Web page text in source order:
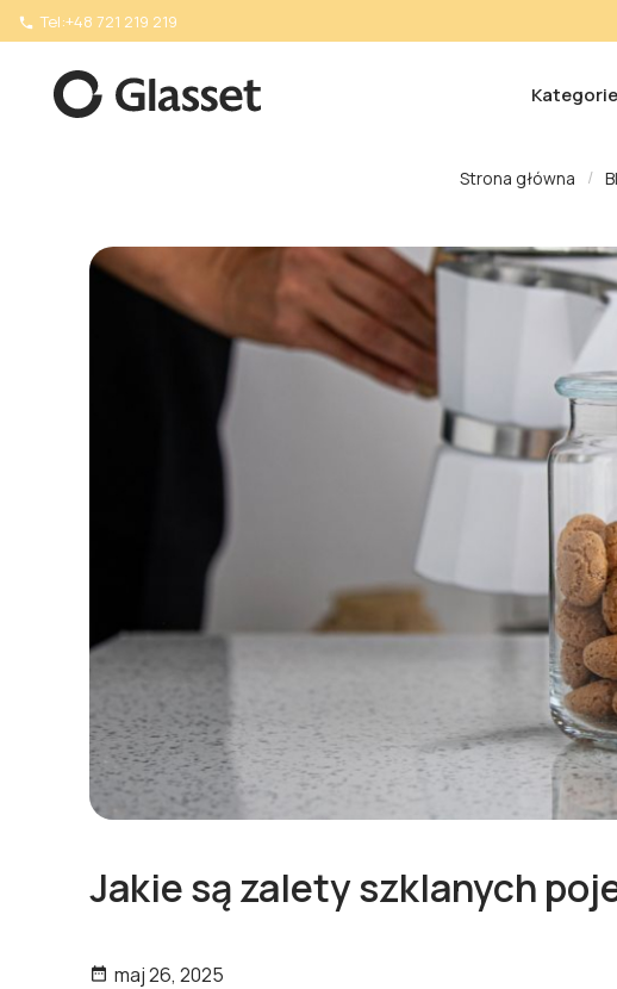
 Tel:+48 721 219 219
Kategorie
Strona główna
Jakie są zalety szklanych
 maj 26, 2025